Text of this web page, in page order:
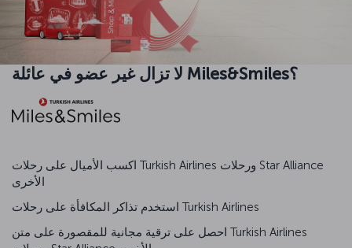
لا تزال غير عضو في عائلة Miles&Smiles؟
اكسب الأميال على رحلات Turkish Airlines ورحلات Star Alliance
استخدم تذاكر المكافأة على رحلات Turkish Airlines
احصل على ترقية مجانية للمقصورة على متن Turkish Airlines